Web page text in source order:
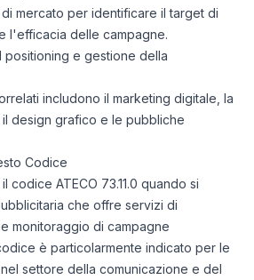
mercato per identificare il target di
l'efficacia delle campagne.
positioning e gestione della
includono il marketing digitale, la
design grafico e le pubbliche
Codice
codice ATECO 73.11.0 quando si
che offre servizi di
monitoraggio di campagne
è particolarmente indicato per le
settore della comunicazione e del